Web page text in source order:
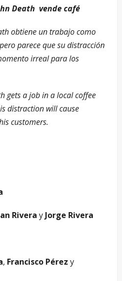
Death vende café
obtiene un trabajo como
parece que su distracción
irreal para los
gets a job in a local coffee
distraction will cause
customers.
Rivera y Jorge Rivera
, Francisco Pérez y